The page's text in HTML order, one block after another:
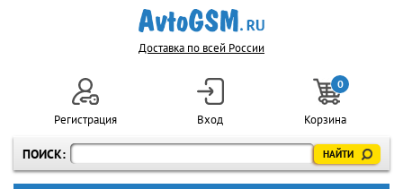
Доставка по всей России
ПОИСК:
Регистрация Вход
0
Корзина